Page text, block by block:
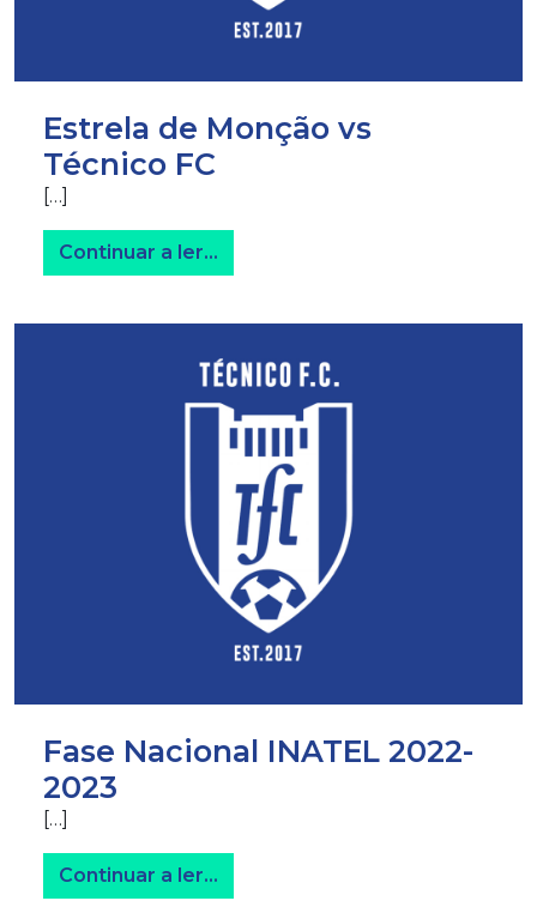
Estrela de Monção vs
Técnico FC
[…]
Continuar a ler…
Fase Nacional INATEL 2022-
2023
[…]
Continuar a ler…